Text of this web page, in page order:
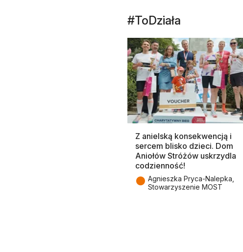
#ToDziała
Z anielską konsekwencją i
sercem blisko dzieci. Dom
Aniołów Stróżów uskrzydla
codzienność!
● Agnieszka Pryca-Nalepka,
Stowarzyszenie MOST